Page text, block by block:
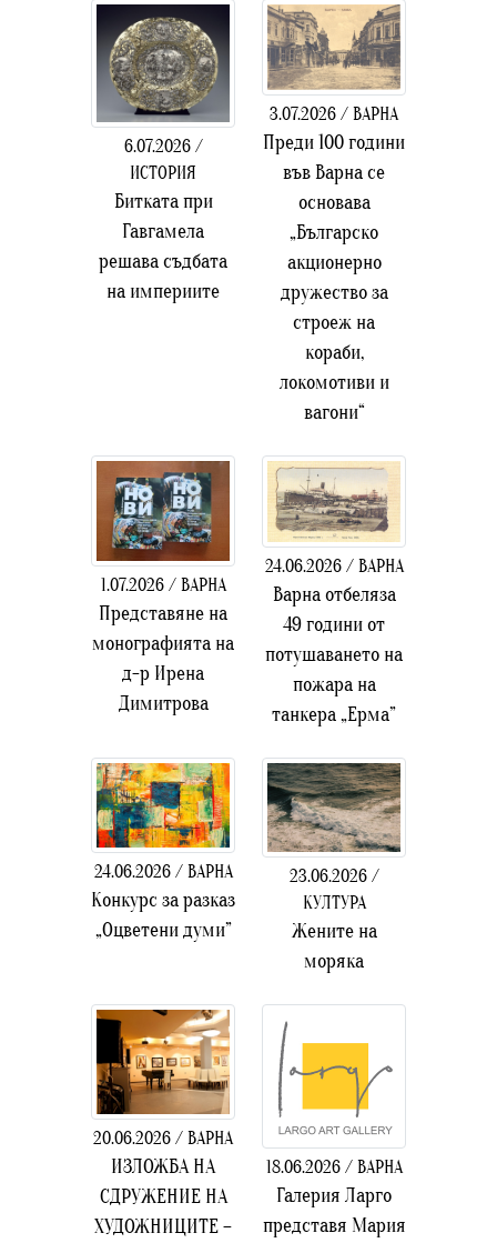
6.07.2026 /
ИСТОРИЯ
Битката при
Гавгамела
решава съдбата
на империите
3.07.2026 / ВАРНА
Преди 100 години
във Варна се
основава
„Българско
акционерно
дружество за
строеж на
кораби,
локомотиви и
вагони“
1.07.2026 / ВАРНА
Представяне на
монографията на
д-р Ирена
Димитрова
24.06.2026 / ВАРНА
Варна отбеляза
49 години от
потушаването на
пожара на
танкера „Ерма”
24.06.2026 / ВАРНА
Конкурс за разказ
„Оцветени думи”
23.06.2026 /
КУЛТУРА
Жените на
моряка
20.06.2026 / ВАРНА
ИЗЛОЖБА НА
СДРУЖЕНИЕ НА
ХУДОЖНИЦИТЕ –
18.06.2026 / ВАРНА
Галерия Ларго
представя Мария